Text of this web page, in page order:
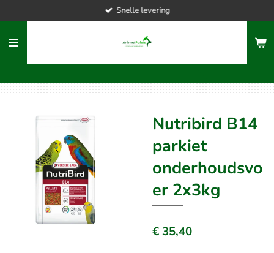
naar
hoofdinhoud
Snelle levering
Nutribird B14
parkiet
onderhoudsvo
er 2x3kg
€ 35,40